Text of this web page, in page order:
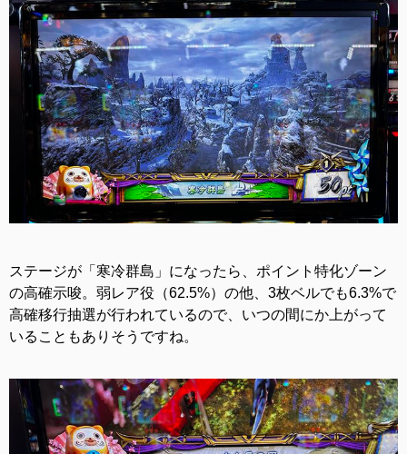
ステージが「寒冷群島」になったら、ポイント特化ゾーン
の高確示唆。弱レア役（62.5%）の他、3枚ベルでも6.3%で
高確移行抽選が行われているので、いつの間にか上がって
いることもありそうですね。